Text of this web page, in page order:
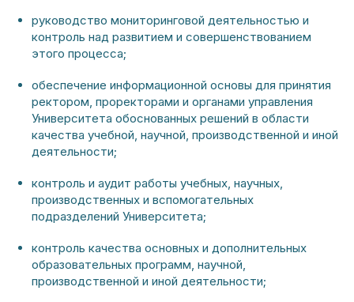
руководство мониторинговой деятельностью и
контроль над развитием и совершенствованием
этого процесса;
обеспечение информационной основы для принятия
ректором, проректорами и органами управления
Университета обоснованных решений в области
качества учебной, научной, производственной и иной
деятельности;
контроль и аудит работы учебных, научных,
производственных и вспомогательных
подразделений Университета;
контроль качества основных и дополнительных
образовательных программ, научной,
производственной и иной деятельности;